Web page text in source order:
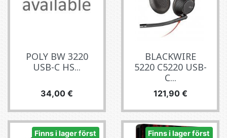
POLY BW 3220
USB-C HS...
Pris
34,00 €
BLACKWIRE
5220 C5220 USB-
C...
Pris
121,90 €
Finns i lager först Finns i lager först